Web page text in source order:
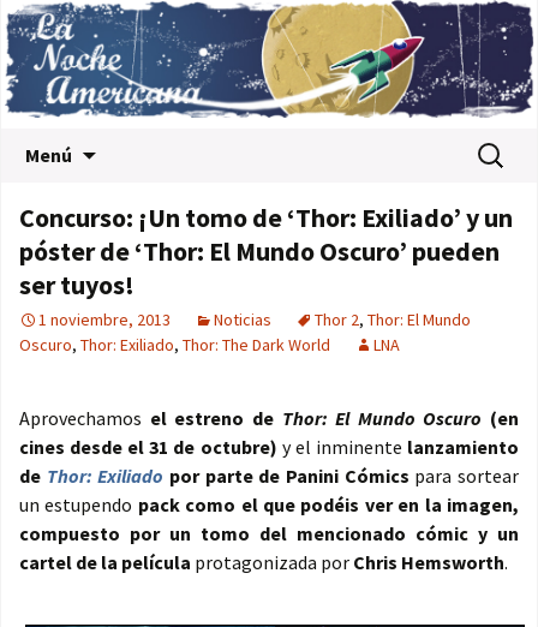
Menú Buscar:
Concurso: ¡Un tomo de ‘Thor: Exiliado’ y un
póster de ‘Thor: El Mundo Oscuro’ pueden
ser tuyos!
1 noviembre, 2013 Noticias Thor 2, Thor: El Mundo
Oscuro, Thor: Exiliado, Thor: The Dark World LNA
Aprovechamos el estreno de Thor: El Mundo Oscuro (en
cines desde el 31 de octubre) y el inminente lanzamiento
de Thor: Exiliado por parte de Panini Cómics para sortear
un estupendo pack como el que podéis ver en la imagen,
compuesto por un tomo del mencionado cómic y un
cartel de la película protagonizada por Chris Hemsworth.